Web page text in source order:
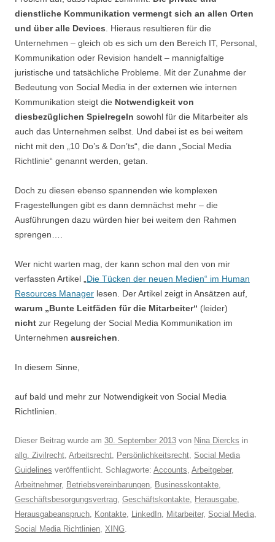
dienstliche Kommunikation vermengt sich an allen Orten
und über alle Devices . Hieraus resultieren für die
Unternehmen – gleich ob es sich um den Bereich IT, Personal,
Kommunikation oder Revision handelt – mannigfaltige
juristische und tatsächliche Probleme. Mit der Zunahme der
Bedeutung von Social Media in der externen wie internen
Kommunikation steigt die Notwendigkeit von
diesbezüglichen Spielregeln sowohl für die Mitarbeiter als
auch das Unternehmen selbst. Und dabei ist es bei weitem
nicht mit den „10 Do’s & Don’ts“, die dann „Social Media
Richtlinie“ genannt werden, getan.
Doch zu diesen ebenso spannenden wie komplexen
Fragestellungen gibt es dann demnächst mehr – die
Ausführungen dazu würden hier bei weitem den Rahmen
sprengen….
Wer nicht warten mag, der kann schon mal den von mir
verfassten Artikel „ Die Tücken der neuen Medien“ im Human
Resources Manager lesen. Der Artikel zeigt in Ansätzen auf,
warum „Bunte Leitfäden für die Mitarbeiter“ (leider)
nicht zur Regelung der Social Media Kommunikation im
Unternehmen ausreichen
In diesem Sinne,
auf bald und mehr zur Notwendigkeit von Social Media
Richtlinien.
Dieser Beitrag wurde am 30. September 2013 von Nina Diercks in
allg. Zivilrecht, Arbeitsrecht, Persönlichkeitsrecht, Social Media
Guidelines veröffentlicht. Schlagworte: Accounts, Arbeitgeber,
Arbeitnehmer, Betriebsvereinbarungen, Businesskontakte,
Geschäftsbesorgungsvertrag, Geschäftskontakte, Herausgabe,
Herausgabeanspruch, Kontakte, LinkedIn, Mitarbeiter, Social Media,
Social Media Richtlinien, XING.